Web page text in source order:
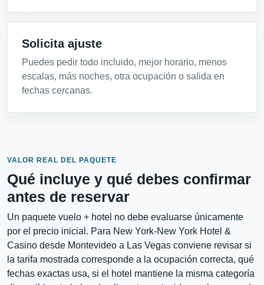
Solicita ajuste
Puedes pedir todo incluido, mejor horario, menos
escalas, más noches, otra ocupación o salida en
fechas cercanas.
VALOR REAL DEL PAQUETE
Qué incluye y qué debes confirmar
antes de reservar
Un paquete vuelo + hotel no debe evaluarse únicamente
por el precio inicial. Para New York-New York Hotel &
Casino desde Montevideo a Las Vegas conviene revisar si
la tarifa mostrada corresponde a la ocupación correcta, qué
fechas exactas usa, si el hotel mantiene la misma categoría